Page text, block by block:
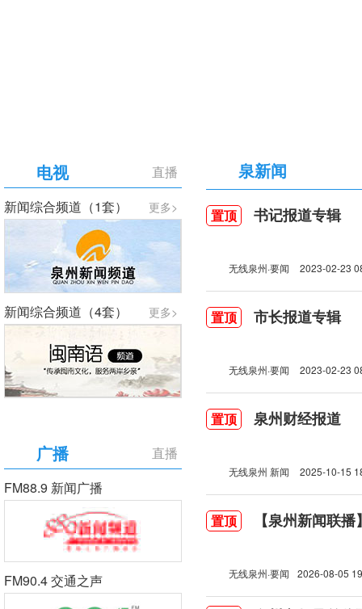
直播
电视
更多>
新闻综合频道（1套）
更多>
新闻综合频道（4套）
直播
广播
FM88.9 新闻广播
FM90.4 交通之声
泉新闻
置顶 书记报道专辑
无线泉州·要闻 2023-02-23
置顶 市长报道专辑
无线泉州·要闻 2023-02-23
置顶 泉州财经报道
无线泉州 新闻 2025-10-15
置顶 【泉州新闻联
无线泉州·要闻 2026-08-05